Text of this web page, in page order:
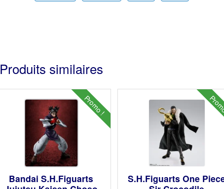
Produits similaires
Promo !
Bandai S.H.Figuarts
S.H.Figuarts One